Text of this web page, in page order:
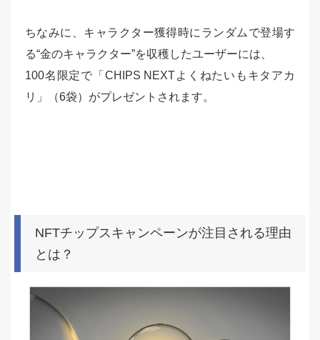
ちなみに、キャラクター獲得時にランダムで登場す
る“金のキャラクター”を収穫したユーザーには、
100名限定で「CHIPS NEXTよくねたいもキタアカ
リ」（6袋）がプレゼントされます。
NFTチップスキャンペーンが注目される理由
とは？